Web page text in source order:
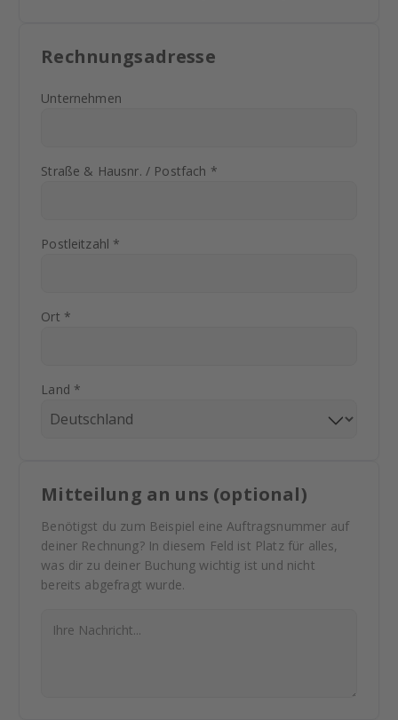
Rechnungsadresse
Unternehmen
Straße & Hausnr. / Postfach *
Postleitzahl *
Ort *
Land *
Mitteilung an uns (optional)
Benötigst du zum Beispiel eine Auftragsnummer auf
deiner Rechnung? In diesem Feld ist Platz für alles,
was dir zu deiner Buchung wichtig ist und nicht
bereits abgefragt wurde.